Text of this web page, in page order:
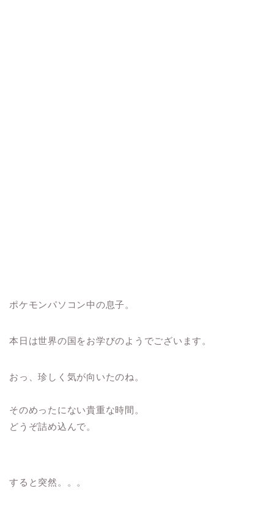
ポケモンパソコン中の息子。
本日は世界の国をお学びのようでございます。
おっ、珍しく気が向いたのね。
そのめったにない貴重な時間。
どうぞ詰め込んで。
すると突然。。。